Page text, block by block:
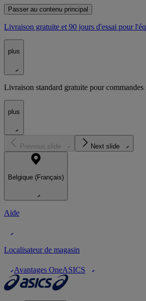
Passer au contenu principal
Livraison gratuite et 90 jours d'essai pour
plus
Livraison standard gratuite pour commandes
plus
Previous slide Next slide
Belgique (Français)
Aide
Localisateur de magasin
Avantages OneASICS